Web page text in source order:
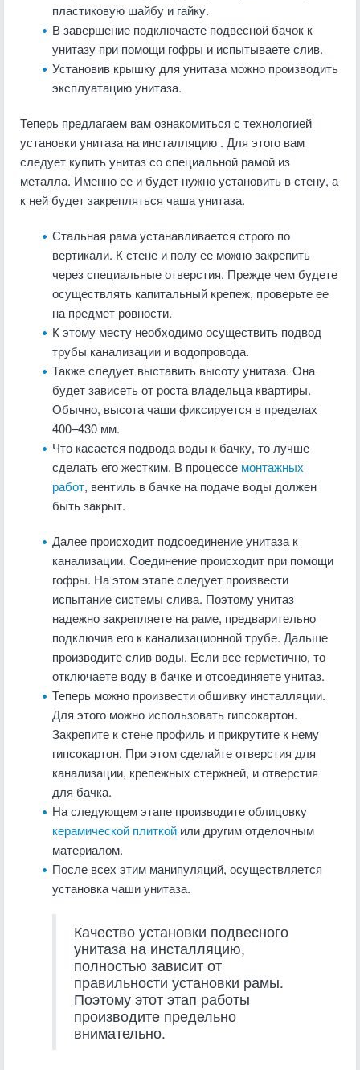
пластиковую шайбу и гайку.
В завершение подключаете подвесной бачок к
унитазу при помощи гофры и испытываете слив.
Установив крышку для унитаза можно производить
эксплуатацию унитаза.
Теперь предлагаем вам ознакомиться с технологией
установки унитаза на инсталляцию . Для этого вам
следует купить унитаз со специальной рамой из
металла. Именно ее и будет нужно установить в стену, а
к ней будет закрепляться чаша унитаза.
Стальная рама устанавливается строго по
вертикали. К стене и полу ее можно закрепить
через специальные отверстия. Прежде чем будете
осуществлять капитальный крепеж, проверьте ее
на предмет ровности.
К этому месту необходимо осуществить подвод
трубы канализации и водопровода.
Также следует выставить высоту унитаза. Она
будет зависеть от роста владельца квартиры.
Обычно, высота чаши фиксируется в пределах
400–430 мм.
Что касается подвода воды к бачку, то лучше
сделать его жестким. В процессе монтажных
работ, вентиль в бачке на подаче воды должен
быть закрыт.
Далее происходит подсоединение унитаза к
канализации. Соединение происходит при помощи
гофры. На этом этапе следует произвести
испытание системы слива. Поэтому унитаз
надежно закрепляете на раме, предварительно
подключив его к канализационной трубе. Дальше
производите слив воды. Если все герметично, то
отключаете воду в бачке и отсоединяете унитаз.
Теперь можно произвести обшивку инсталляции.
Для этого можно использовать гипсокартон.
Закрепите к стене профиль и прикрутите к нему
гипсокартон. При этом сделайте отверстия для
канализации, крепежных стержней, и отверстия
для бачка.
На следующем этапе производите облицовку
керамической плиткой или другим отделочным
материалом.
После всех этим манипуляций, осуществляется
установка чаши унитаза.
Качество установки подвесного
унитаза на инсталляцию,
полностью зависит от
правильности установки рамы.
Поэтому этот этап работы
производите предельно
внимательно.